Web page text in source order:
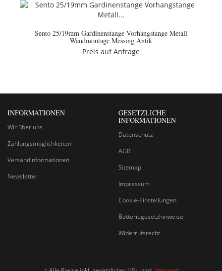
Sento 25/19mm Gardinenstange Vorhangstange Metall
Wandmontage Messing Antik
Preis auf Anfrage
INFORMATIONEN
Wir über uns
Zahlungsmöglichkeiten
Versandinformationen
Newsletter
GESETZLICHE
INFORMATIONEN
Datenschutz
AGB
Sitemap
Impressum
Cookie-Einstellungen
Batteriegesetzhinweise
Widerrufsrecht